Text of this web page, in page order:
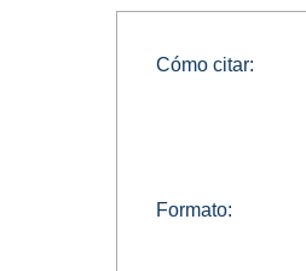
Cómo citar:
Formato: